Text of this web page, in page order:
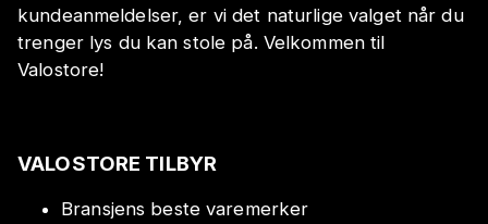
kundeanmeldelser, er vi det naturlige valget når du
trenger lys du kan stole på. Velkommen til
Valostore!
VALOSTORE TILBYR
Bransjens beste varemerker